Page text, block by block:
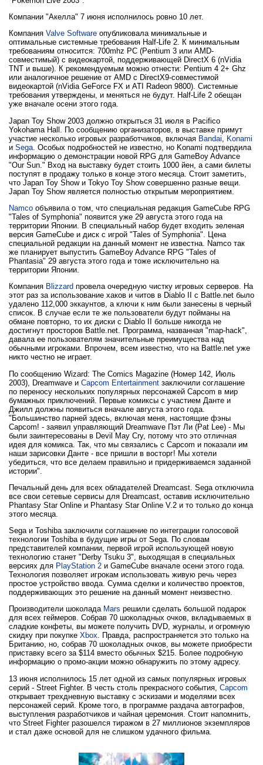
Компании "Акелла" 7 июня исполнилось ровно 10 лет.
Компания Valve Software опубликовала минимальные и
оптимальные системные требования Half-Life 2. К минимальным
требованиям относится: 700mhz PC (Pentium 3 или AMD-
совместимый) с видеокартой, поддерживающей DirectX 6 (nVidia
TNT и выше). К рекомендуемым можно отнести: Pentium 4 2+ Ghz
или аналогичное решение от AMD с DirectX9-совместимой
видеокартой (nVidia GeForce FX и ATI Radeon 9800). Системные
требования утверждены, и меняться не будут. Half-Life 2 обещан
уже вначале осени этого года.
Japan Toy Show 2003 должно открыться 31 июля в Pacifico
Yokohama Hall. По сообщению организаторов, в выставке примут
участие несколько игровых разработчиков, включая Bandai
Konami
и Sega . Особых подробностей не известно, но Konami подтвердила
информацию о демонстрации новой RPG для GameBoy Advance
"Our Sun." Вход на выставку будет стоить 1000 йен, а сами билеты
поступят в продажу только в конце этого месяца. Стоит заметить,
что Japan Toy Show и Tokyo Toy Show совершенно разные вещи.
Japan Toy Show является полностью открытым мероприятием.
Namco объявила о том, что специальная редакция GameCube RPG
"Tales of Symphonia" появится уже 29 августа этого года на
территории Японии. В специальный набор будет входить зеленая
версия GameCube и диск с игрой "Tales of Symphonia". Цена
специальной редакции на данный момент не известна. Namco так
же планирует выпустить GameBoy Advance RPG "Tales of
Phantasia" 29 августа этого года и тоже исключительно на
территории Японии.
Компания Blizzard провела очередную чистку игровых серверов. На
этот раз за использование хаков и читов в Diablo II с Battle.net было
удалено 112,000 эккаунтов, а ключи к ним были занесены в черный
список. В случае если те же пользователи будут пойманы на
обмане повторно, то их диски с Diablo II больше никогда не
достигнут просторов Battle.net. Программа, названная "map-hack",
давала ее пользователям значительные преимущества над
обычными игроками. Впрочем, всем известно, что на Battle.net уже
никто честно не играет.
По сообщению Wizard: The Comics Magazine (Номер 142, Июль
2003), Dreamwave и Capcom Entertainment заключили соглашение
по переносу нескольких популярных персонажей Capcom в мир
бумажных приключений. Первые комиксы с участием Данте и
Джилл должны появиться вначале августа этого года.
"Большинство парней здесь, включая меня, настоящие фэны
Capcom! - заявил управляющий Dreamwave Пэт Ли (Pat Lee) - Мы
были заинтересованы в Devil May Cry, потому что это отличная
идея для комикса. Так, что мы связались с Capcom и показали им
наши зарисовки Данте - все пришли в восторг! Мы хотели
убедиться, что все делаем правильно и придерживаемся заданной
истории".
Печальный день для всех обладателей Dreamcast. Sega отключила
все свои сетевые сервисы для Dreamcast, оставив исключительно
Phantasy Star Online и Phantasy Star Online V.2 и то только до конца
этого месяца.
Sega и Toshiba заключили соглашение по интеграции голосовой
технологии Toshiba в будущие игры от Sega. По словам
представителей компании, первой игрой использующей новую
технологию станет "Derby Tsuku 3", выходящая в специальных
версиях для PlayStation 2 и GameCube вначале осени этого года.
Технология позволяет игрокам использовать живую речь через
простое устройство ввода. Сумма сделки и количество проектов,
поддерживающих это решение на данный момент неизвестно.
Производители шоколада Mars решили сделать большой подарок
для всех геймеров. Собрав 70 шоколадных очков, вкладываемых в
сладкие конфеты, вы можете получить DVD, журналы, и огромную
скидку при покупке Xbox. Правда, распространяется это только на
Британию, но, собрав 70 шоколадных очков, вы можете приобрести
приставку всего за $114 вместо обычных $215. Более подробную
информацию о промо-акции можно обнаружить по этому адресу.
13 июня исполнилось 15 лет одной из самых популярных игровых
серий - Street Fighter. В честь столь прекрасного события, Capcom
открывает трехдневную выставку с эскизами и моделями всех
персонажей серий. Кроме того, в программе раздача автографов,
выступления разработчиков и чайная церемония. Стоит напомнить,
что Street Fighter разошелся тиражом в 27 миллионов экземпляров
и стал даже основой для не слишком удачного фильма.